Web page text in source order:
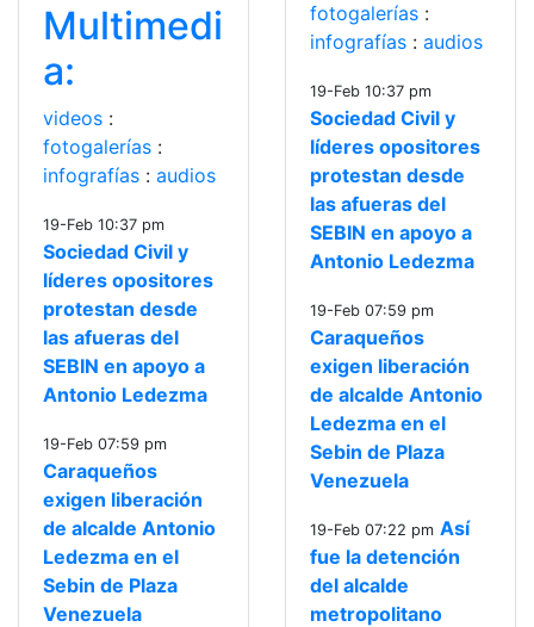
Multimedi
a:
videos :
fotogalerías :
infografías : audios
19-Feb 10:37 pm
Sociedad Civil y
líderes opositores
protestan desde
las afueras del
SEBIN en apoyo a
Antonio Ledezma
19-Feb 07:59 pm
Caraqueños
exigen liberación
de alcalde Antonio
Ledezma en el
Sebin de Plaza
Venezuela
fotogalerías :
infografías : audios
19-Feb 10:37 pm
Sociedad Civil y
líderes opositores
protestan desde
las afueras del
SEBIN en apoyo a
Antonio Ledezma
19-Feb 07:59 pm
Caraqueños
exigen liberación
de alcalde Antonio
Ledezma en el
Sebin de Plaza
Venezuela
19-Feb 07:22 pm Así
fue la detención
del alcalde
metropolitano